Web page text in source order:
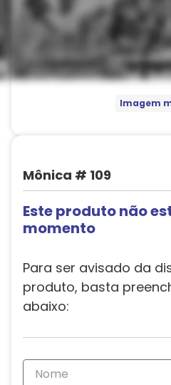
Imagem
Mônica # 109
Este produto não
momento
Para ser avisado da
produto, basta
abaixo: